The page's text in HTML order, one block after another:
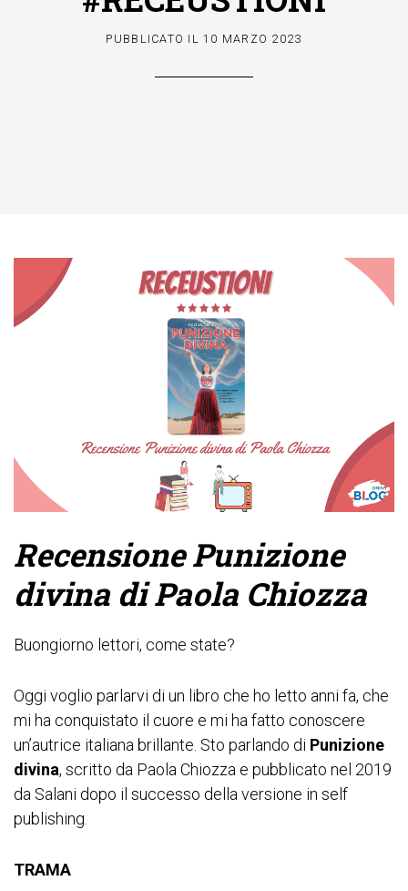
PUBBLICATO IL10 MARZO 2023
Recensione Punizione
divina di Paola Chiozza
Buongiorno lettori, come state?
Oggi voglio parlarvi di un libro che ho letto anni fa, che
mi ha conquistato il cuore e mi ha fatto conoscere
un’autrice italiana brillante. Sto parlando di Punizione
divina, scritto da Paola Chiozza e pubblicato nel 2019
da Salani dopo il successo della versione in self
publishing.
TRAMA